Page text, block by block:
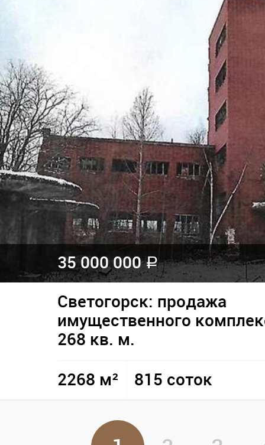
35 000 000a
Светогорск: продажа
имущественного
268 кв. м.
2268 м² 815 соток